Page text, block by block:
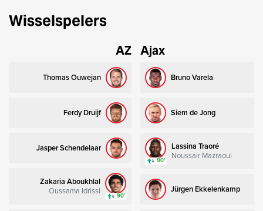
Wisselspelers
AZ
Thomas Ouwejan
Ferdy Druijf
Jasper Schendelaar
Zakaria Aboukhlal
Oussama Idrissi
90’
Ajax
Bruno Varela
Siem de Jong
Lassina Traoré
Noussair Mazraoui
90’
Jürgen Ekkelenkamp